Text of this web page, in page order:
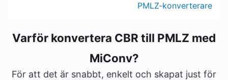
PMLZ-konverterare
Varför konvertera CBR till PMLZ med
MiConv?
För att det är snabbt, enkelt och skapat just för